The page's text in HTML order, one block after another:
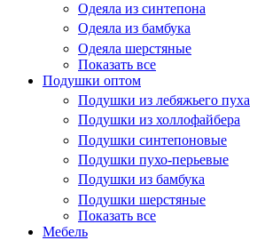
Одеяла из синтепона
Одеяла из бамбука
Одеяла шерстяные
Показать все
Подушки оптом
Подушки из лебяжьего пуха
Подушки из холлофайбера
Подушки синтепоновые
Подушки пухо-перьевые
Подушки из бамбука
Подушки шерстяные
Показать все
Мебель